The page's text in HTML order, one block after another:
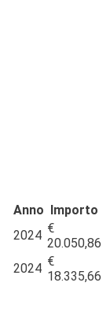
Anno Importo
2024 €
20.050,86
2024 €
18.335,66